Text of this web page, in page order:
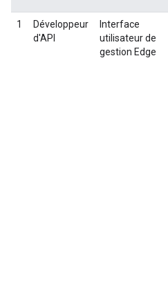
1
Développeur
d'API
Interface
utilisateur de
gestion Edge